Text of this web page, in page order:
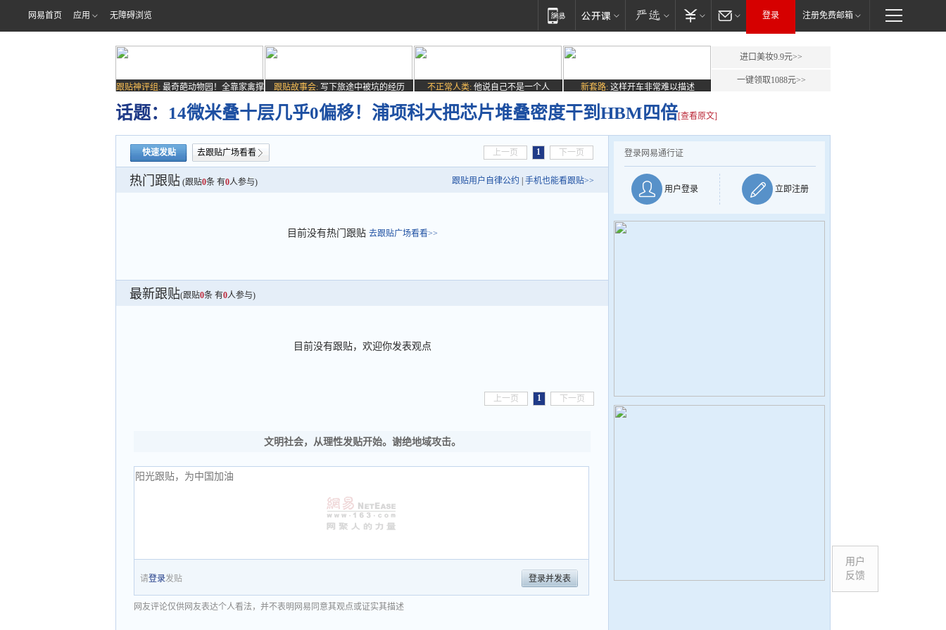
网易首页 应用 无障碍浏览 登录 注册免费邮箱
跟贴神评组: 最奇葩动物园！全靠家禽撑
场子
跟贴故事会: 写下旅途中被坑的经历 不正常人类: 他说自己不是一个人 新套路: 这样开车非常难以描述
进口美妆9.9元>>
一键领取1088元>>
话题： 14微米叠十层几乎0偏移！浦项科大把芯片堆叠密度干到HBM四倍[查看原文]
快速发贴 去跟贴广场看看 上一页 1 下一页
热门跟贴 (跟贴0条 有0人参与) 跟贴用户自律公约 手机也能看跟贴>>
目前没有热门跟贴 去跟贴广场看看>>
最新跟贴(跟贴0条 有0人参与)
目前没有跟贴，欢迎你发表观点
上一页 1 下一页
文明社会，从理性发贴开始。谢绝地域攻击。
请登录发贴 登录并发表
网友评论仅供网友表达个人看法，并不表明网易同意其观点或证实其描述
登录网易通行证
用户登录 立即注册
用户
反馈